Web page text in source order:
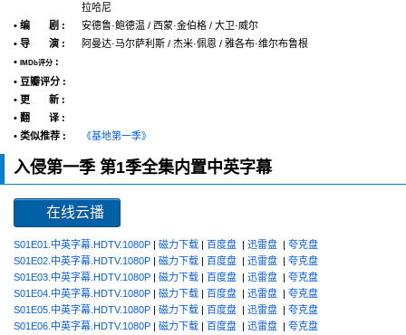
拉哈尼
• 编 剧 :
安德鲁·鲍德温 / 西蒙·金伯格 / 大卫·威尔
• 导 演 :
阿曼达·马尔萨利斯 / 杰米·佩恩 / 雅各布·维尔布鲁根
•
IMDb评分 :
• 豆瓣评分 :
• 更 新 :
• 翻 译 :
• 类似推荐 :
《基地第一季》
入侵第一季 第1季全集内置中英字幕
在线云播
S01E01.中英字幕.HDTV.1080P | 磁力下载 | 百度盘 | 迅雷盘 | 夸克盘
S01E02.中英字幕.HDTV.1080P | 磁力下载 | 百度盘 | 迅雷盘 | 夸克盘
S01E03.中英字幕.HDTV.1080P | 磁力下载 | 百度盘 | 迅雷盘 | 夸克盘
S01E04.中英字幕.HDTV.1080P | 磁力下载 | 百度盘 | 迅雷盘 | 夸克盘
S01E05.中英字幕.HDTV.1080P | 磁力下载 | 百度盘 | 迅雷盘 | 夸克盘
S01E06.中英字幕.HDTV.1080P | 磁力下载 | 百度盘 | 迅雷盘 | 夸克盘